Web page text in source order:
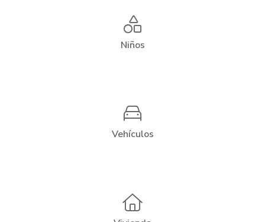
Niños
Vehículos